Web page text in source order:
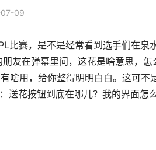
09
比赛，是不是经常看到选手们在泉
友在弹幕里问，这花是啥意思，
啥用，给你整得明明白白。这可
送花按钮到底在哪儿？我的界面怎